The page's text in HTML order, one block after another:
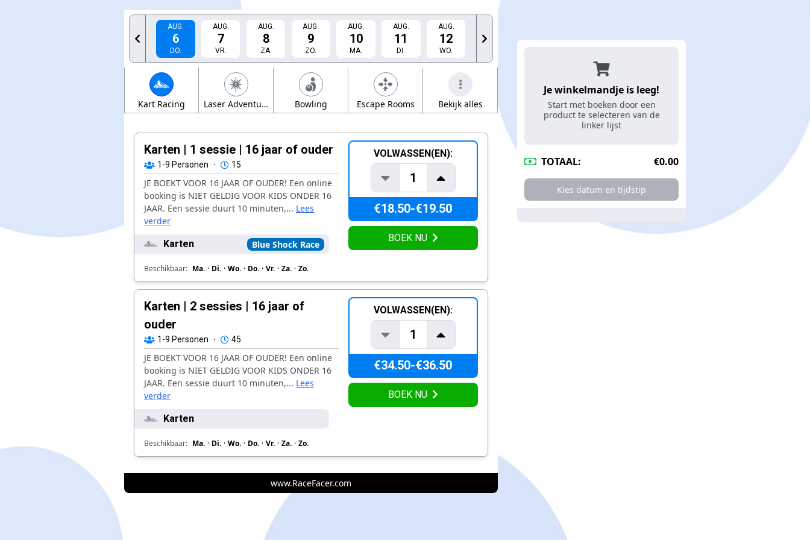
AUG.
6
DO.
AUG.
7
VR.
AUG.
8
ZA.
AUG.
9
ZO.
AUG.
10
MA.
AUG.
11
DI.
AUG.
12
WO.
Kart Racing Laser Adventure Bowling Escape Rooms Bekijk alles Verraders Kids Escape
Karten | 1 sessie | 16 jaar of ouder
1-9 Personen · 15
JE BOEKT VOOR 16 JAAR OF OUDER! Een online
booking is NIET GELDIG VOOR KIDS ONDER 16
JAAR. Een sessie duurt 10 minuten,... Lees
verder
Karten
Blue Shock Race
Beschikbaar: Ma. · Di. · Wo. · Do. · Vr. · Za. · Zo.
VOLWASSEN(EN):
1
€18.50-€19.50
BOEK NU
Karten | 2 sessies | 16 jaar of
ouder
1-9 Personen · 45
JE BOEKT VOOR 16 JAAR OF OUDER! Een online
booking is NIET GELDIG VOOR KIDS ONDER 16
JAAR. Een sessie duurt 10 minuten,... Lees
verder
Karten
Beschikbaar: Ma. · Di. · Wo. · Do. · Vr. · Za. · Zo.
VOLWASSEN(EN):
1
€34.50-€36.50
BOEK NU
www.RaceFacer.com
Je winkelmandje is leeg!
Start met boeken door een
product te selecteren van de
linker lijst
TOTAAL: €0.00
Kies datum en tijdstip